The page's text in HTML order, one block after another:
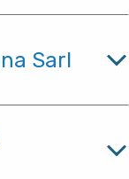
Sarl